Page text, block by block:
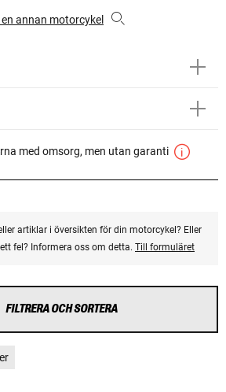
annan motorcykel
med omsorg, men utan garanti
artiklar i översikten för din motorcykel? Eller
fel? Informera oss om detta. Till formuläret
FILTRERA OCH SORTERA